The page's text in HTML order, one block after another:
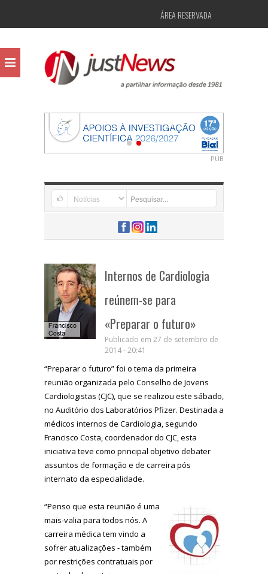
ÁREA RESERVADA
PUB
Internos de Cardiologia
reúnem-se para
«Preparar o futuro»
Publicado em 27 de setembro de
2014 - 20:41
“Preparar o futuro” foi o tema da primeira
reunião organizada pelo Conselho de Jovens
Cardiologistas (CJC), que se realizou este sábado,
no Auditório dos Laboratórios Pfizer. Destinada a
médicos internos de Cardiologia, segundo
Francisco Costa, coordenador do CJC, esta
iniciativa teve como principal objetivo debater
assuntos de formação e de carreira pós
internato da especialidade.
“Penso que esta reunião é uma
mais-valia para todos nós. A
carreira médica tem vindo a
sofrer atualizações - também
por restrições contratuais por